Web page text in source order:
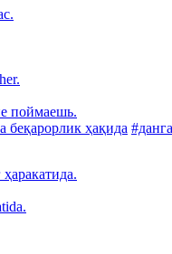
поймаешь.
беқарорлик ҳақида